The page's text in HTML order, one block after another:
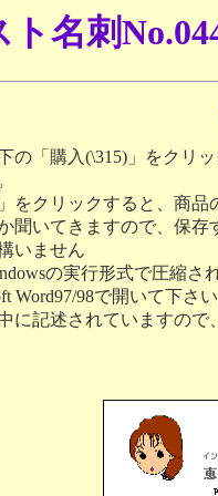
ト名刺
「購入(\315)」をクリッ
をクリックすると、商品
聞いてきますので、保存
いません
の実行形式で圧縮
Word97/98で開いて下さい
に記述されていますので